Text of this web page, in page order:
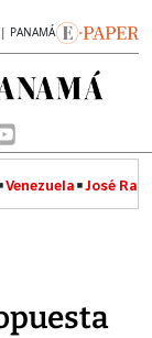
PANAMÁ
Venezuela José